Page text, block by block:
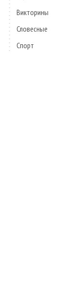
Викторины
Словесные
Спорт